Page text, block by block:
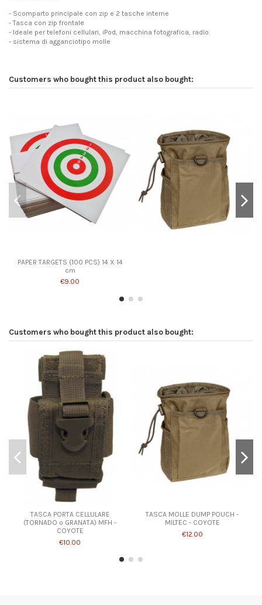
- Scomparto principale con zip e 2 tasche interne
- Tasca con zip frontale
- Ideale per telefoni cellulari, iPod, macchina fotografica, radio.
- sistema di agganciotipo molle
Customers who bought this product also bought:
PAPER TARGETS (100 PCS) 14 X 14
cm
€9.00
Customers who bought this product also bought:
TASCA PORTA CELLULARE
(TORNADO o GRANATA) MFH -
COYOTE
€10.00
TASCA MOLLE DUMP POUCH -
MILTEC - COYOTE
€12.00